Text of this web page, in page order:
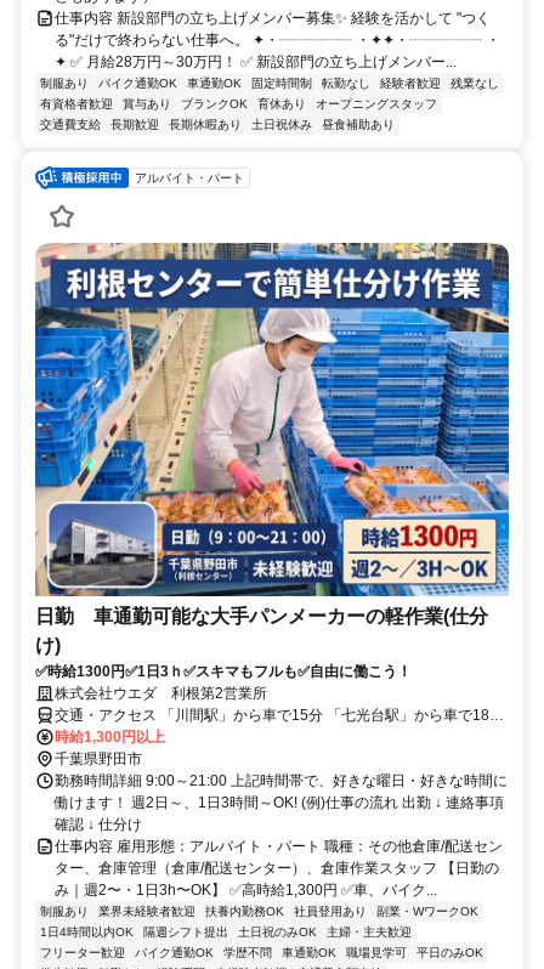
仕事内容 新設部門の立ち上げメンバー募集✨ 経験を活かして "つく
る"だけで終わらない仕事へ。 ✦・┈┈┈┈┈ ・✦✦・┈┈┈┈┈ ・
✦ ✅ 月給28万円～30万円！ ✅ 新設部門の立ち上げメンバー...
制服あり バイク通勤OK 車通勤OK 固定時間制 転勤なし 経験者歓迎
残業なし
有資格者歓迎
賞与あり ブランクOK 育休あり
オープニングスタッフ
交通費支給
長期歓迎 長期休暇あり 土日祝休み 昼食補助あり
アルバイト・パート
日勤 車通勤可能な大手パンメーカーの軽作業(仕分
け)
✅時給1300円✅1日3ｈ✅スキマもフルも✅自由に働こう！
株式会社ウエダ 利根第2営業所
交通・アクセス 「川間駅」から車で15分 「七光台駅」から車で18分
「野田市駅」から車で15分 ※車・バイク・自転車通勤OK
時給1,300円以上
千葉県野田市
勤務時間詳細 9:00～21:00 上記時間帯で、好きな曜日・好きな時間に
働けます！ 週2日～、1日3時間～OK! (例)仕事の流れ 出勤 ↓ 連絡事項
確認 ↓ 仕分け
仕事内容 雇用形態：アルバイト・パート 職種：その他倉庫/配送セン
ター、倉庫管理（倉庫/配送センター）、倉庫作業スタッフ 【日勤の
み｜週2〜・1日3h〜OK】 ✅️高時給1,300円 ✅️車、バイク...
制服あり 業界未経験者歓迎 扶養内勤務OK 社員登用あり
副業・WワークOK
1日4時間以内OK
隔週シフト提出 土日祝のみOK
主婦・主夫歓迎
フリーター歓迎
バイク通勤OK 学歴不問 車通勤OK 職場見学可
平日のみOK